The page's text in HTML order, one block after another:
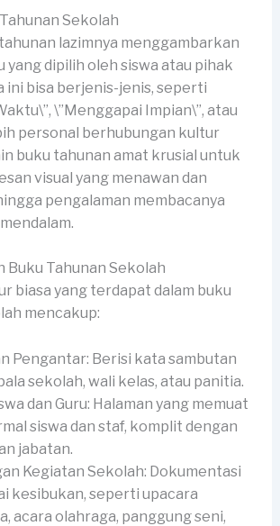
Sekolah
lazimnya menggambarkan
dipilih oleh siswa atau pihak
ini bisa berjenis-jenis, seperti
\”Menggapai Impian\”, atau
personal berhubungan kultur
buku tahunan amat krusial untuk
visual yang menawan dan
pengalaman membacanya
Buku Tahunan Sekolah
biasa yang terdapat dalam buku
mencakup:
Pengantar: Berisi kata sambutan
sekolah, wali kelas, atau panitia.
dan Guru: Halaman yang memuat
siswa dan staf, komplit dengan
jabatan.
Kegiatan Sekolah: Dokumentasi
kesibukan, seperti upacara
acara olahraga, panggung seni,